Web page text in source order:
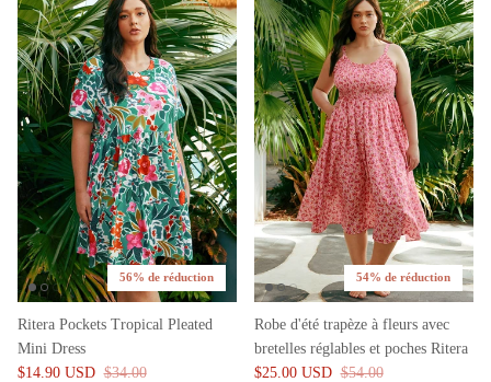
56% de réduction
Ritera Pockets Tropical Pleated
Mini Dress
$14.90 USD $34.00
54% de réduction
Robe d'été trapèze à fleurs avec
bretelles réglables et poches Ritera
$25.00 USD $54.00